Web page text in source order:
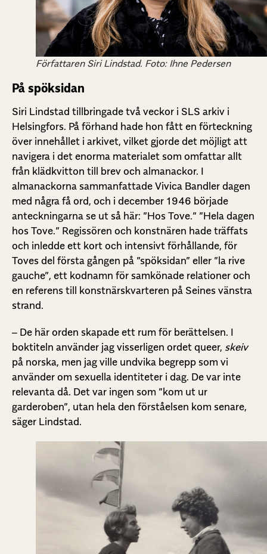
Författaren Siri Lindstad. Foto: Ihne Pedersen
På spöksidan
Siri Lindstad tillbringade två veckor i SLS arkiv i
Helsingfors. På förhand hade hon fått en förteckning
över innehållet i arkivet, vilket gjorde det möjligt att
navigera i det enorma materialet som omfattar allt
från klädkvitton till brev och almanackor. I
almanackorna sammanfattade Vivica Bandler dagen
med några få ord, och i december 1946 började
anteckningarna se ut så här: ”Hos Tove.” ”Hela dagen
hos Tove.” Regissören och konstnären hade träffats
och inledde ett kort och intensivt förhållande, för
Toves del första gången på ”spöksidan” eller ”la rive
gauche”, ett kodnamn för samkönade relationer och
en referens till konstnärskvarteren på Seines vänstra
strand.
– De här orden skapade ett rum för berättelsen. I
boktiteln använder jag visserligen ordet queer, skeiv
på norska, men jag ville undvika begrepp som vi
använder om sexuella identiteter i dag. De var inte
relevanta då. Det var ingen som ”kom ut ur
garderoben”, utan hela den förståelsen kom senare,
säger Lindstad.